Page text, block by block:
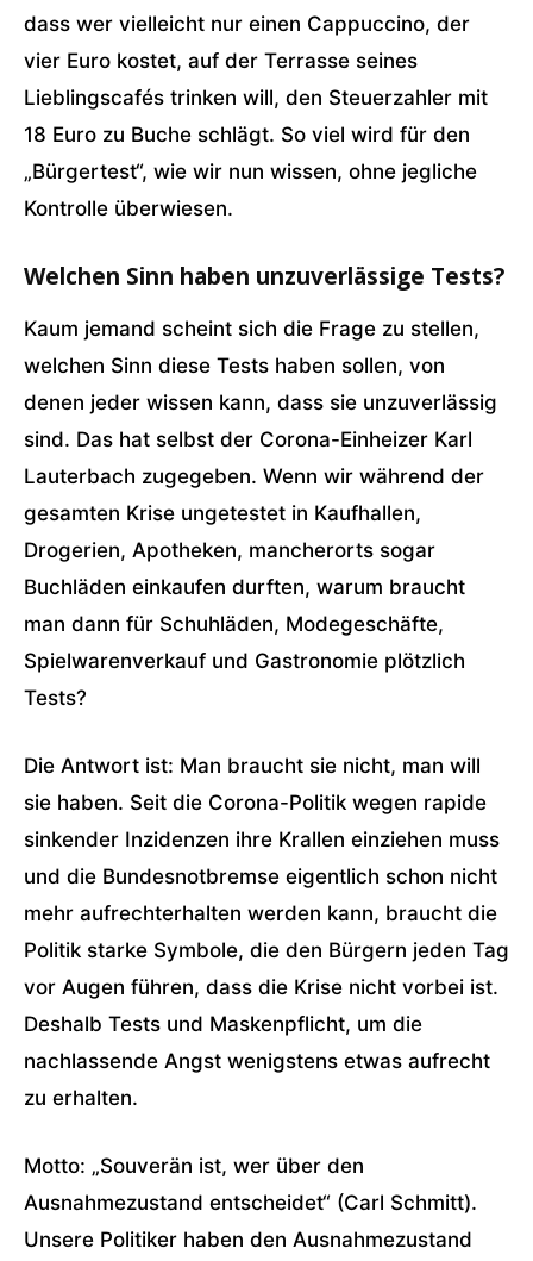
dass wer vielleicht nur einen Cappuccino, der
vier Euro kostet, auf der Terrasse seines
Lieblingscafés trinken will, den Steuerzahler mit
18 Euro zu Buche schlägt. So viel wird für den
„Bürgertest“, wie wir nun wissen, ohne jegliche
Kontrolle überwiesen.
Welchen Sinn haben unzuverlässige Tests?
Kaum jemand scheint sich die Frage zu stellen,
welchen Sinn diese Tests haben sollen, von
denen jeder wissen kann, dass sie unzuverlässig
sind. Das hat selbst der Corona-Einheizer Karl
Lauterbach zugegeben. Wenn wir während der
gesamten Krise ungetestet in Kaufhallen,
Drogerien, Apotheken, mancherorts sogar
Buchläden einkaufen durften, warum braucht
man dann für Schuhläden, Modegeschäfte,
Spielwarenverkauf und Gastronomie plötzlich
Tests?
Die Antwort ist: Man braucht sie nicht, man will
sie haben. Seit die Corona-Politik wegen rapide
sinkender Inzidenzen ihre Krallen einziehen muss
und die Bundesnotbremse eigentlich schon nicht
mehr aufrechterhalten werden kann, braucht die
Politik starke Symbole, die den Bürgern jeden Tag
vor Augen führen, dass die Krise nicht vorbei ist.
Deshalb Tests und Maskenpflicht, um die
nachlassende Angst wenigstens etwas aufrecht
zu erhalten.
Motto: „Souverän ist, wer über den
Ausnahmezustand entscheidet“ (Carl Schmitt).
Unsere Politiker haben den Ausnahmezustand